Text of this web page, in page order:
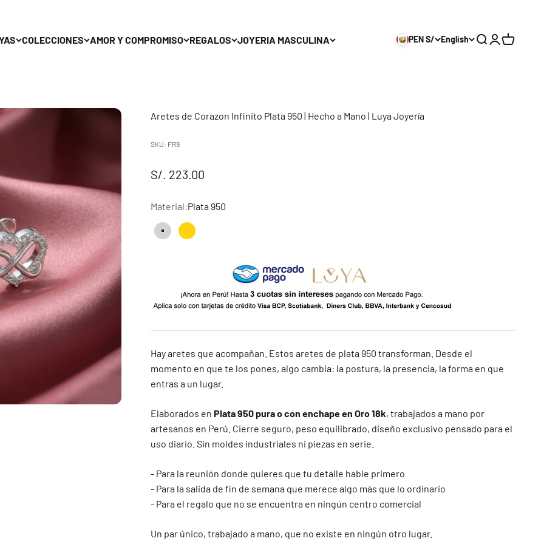
COLECCIONES AMOR Y COMPROMISO REGALOS JOYERIA MASCULINA PEN S/ English Search
Login
Cart
Aretes de Corazon Infinito Plata 950 | Hecho a Mano | Luya Joyería
SKU: FR9
Sale price
S/. 223.00
Material:Plata 950
Plata 950Bañado en Oro 18k
Hay aretes que acompañan. Estos aretes de plata 950 transforman. Desde el
momento en que te los pones, algo cambia: la postura, la presencia, la forma en que
entras a un lugar.
Elaborados en Plata 950 pura o con enchape en Oro 18k, trabajados a mano por
artesanos en Perú. Cierre seguro, peso equilibrado, diseño exclusivo pensado para el
uso diario. Sin moldes industriales ni piezas en serie.
- Para la reunión donde quieres que tu detalle hable primero
- Para la salida de fin de semana que merece algo más que lo ordinario
- Para el regalo que no se encuentra en ningún centro comercial
Un par único, trabajado a mano, que no existe en ningún otro lugar.